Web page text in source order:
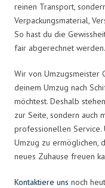
reinen Transport,
Verpackungsmaterial,
So hast du die
fair abgerechnet werden.
Wir von Umzugsmeister
deinem Umzug nach
möchtest. Deshalb
zur Seite, sondern auch
professionellen Service.
Umzug zu ermöglichen,
neues Zuhause freuen
Kontaktiere uns noch